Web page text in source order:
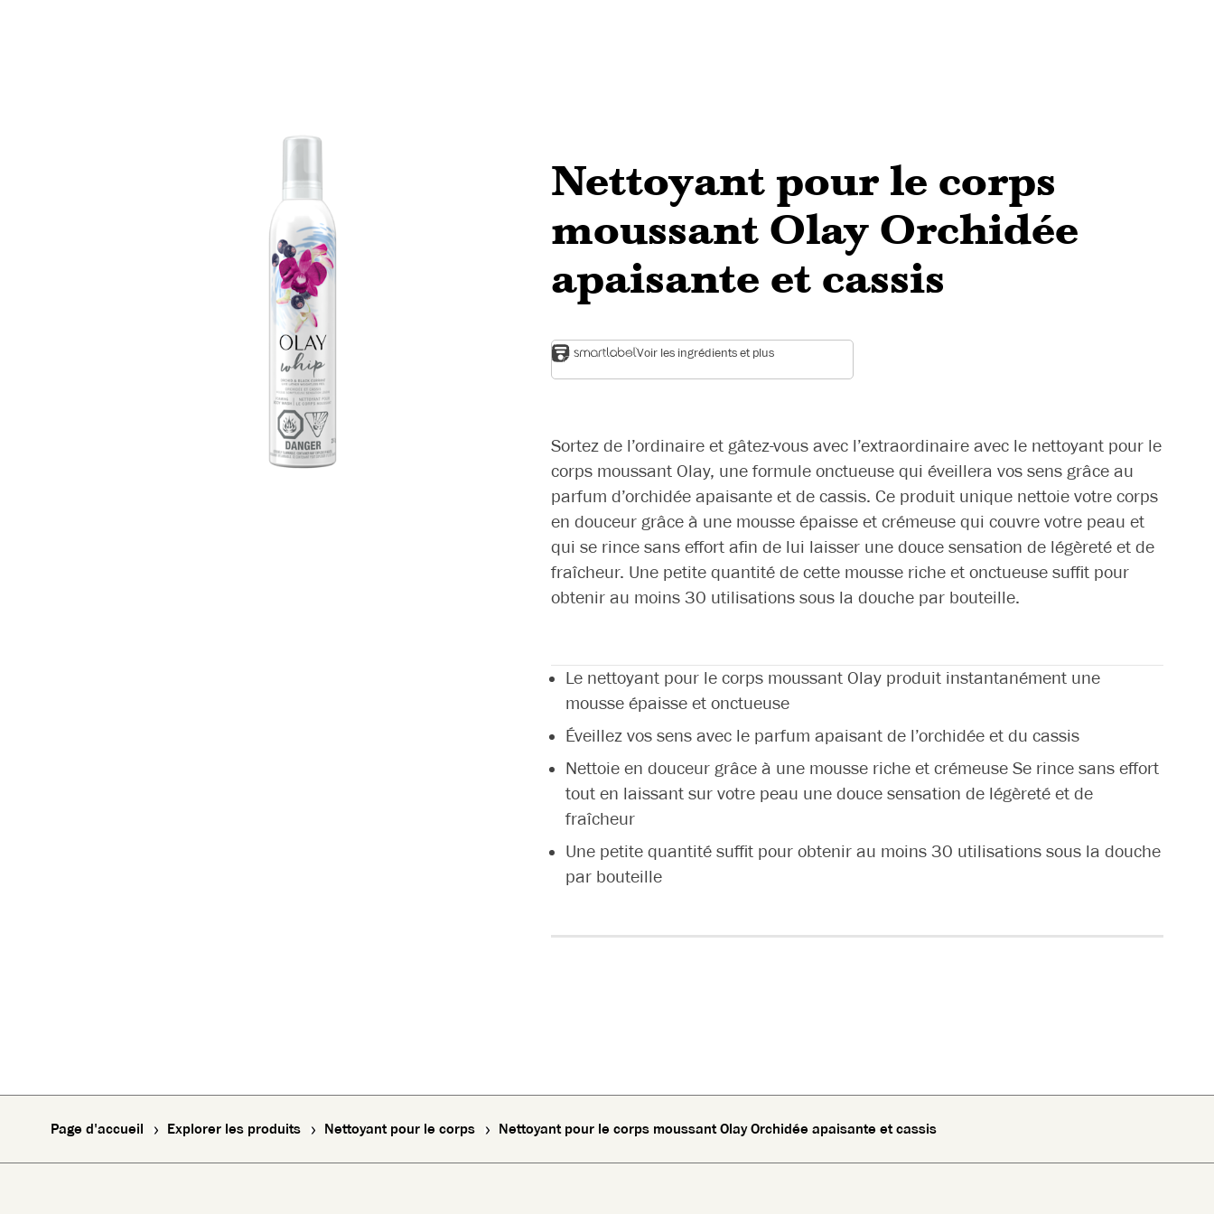
Nettoyant pour le corps
moussant Olay Orchidée
apaisante et cassis
Voir les ingrédients et plus
Sortez de l’ordinaire et gâtez-vous avec l’extraordinaire avec le nettoyant pour le
corps moussant Olay, une formule onctueuse qui éveillera vos sens grâce au
parfum d’orchidée apaisante et de cassis. Ce produit unique nettoie votre corps
en douceur grâce à une mousse épaisse et crémeuse qui couvre votre peau et
qui se rince sans effort afin de lui laisser une douce sensation de légèreté et de
fraîcheur. Une petite quantité de cette mousse riche et onctueuse suffit pour
obtenir au moins 30 utilisations sous la douche par bouteille.
Le nettoyant pour le corps moussant Olay produit instantanément une
mousse épaisse et onctueuse
Éveillez vos sens avec le parfum apaisant de l’orchidée et du cassis
Nettoie en douceur grâce à une mousse riche et crémeuse Se rince sans effort
tout en laissant sur votre peau une douce sensation de légèreté et de
fraîcheur
Une petite quantité suffit pour obtenir au moins 30 utilisations sous la douche
par bouteille
Page d'accueil Explorer les produits Nettoyant pour le corps Nettoyant pour le corps moussant Olay Orchidée apaisante et cassis